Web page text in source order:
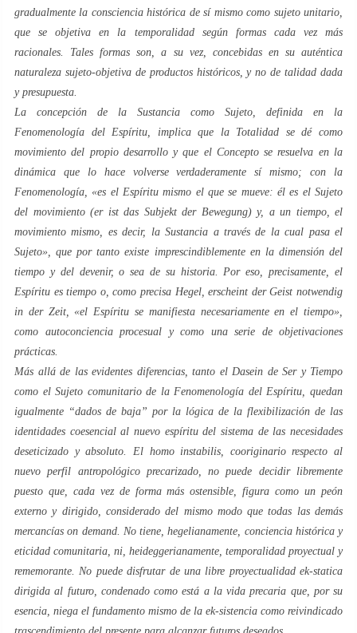
gradualmente la consciencia histórica de sí mismo como sujeto unitario,
que se objetiva en la temporalidad según formas cada vez más
racionales. Tales formas son, a su vez, concebidas en su auténtica
naturaleza sujeto-objetivade productos históricos, y no de talidad dada
y presupuesta.
La concepción de la Sustancia como Sujeto , definida en la
Fenomenología del Espíritu , implica que la Totalidad se dé como
movimiento del propio desarrollo y que el Conceptose resuelva en la
dinámica que lo hace volverse verdaderamentesí mismo; con la
Fenomenología , «es el Espíritu mismo el que se mueve: él es el Sujeto
del movimiento (er ist das Subjekt der Bewegung) y, a un tiempo, el
movimiento mismo, es decir, la Sustancia a través de la cual pasa el
Sujeto», que por tanto existe imprescindiblemente en la dimensión del
tiempo y del devenir, o sea de su historia. Por eso, precisamente, el
Espíritu es tiempo o, como precisa Hegel,erscheint der Geist notwendig
in der Zeit, «el Espíritu se manifiesta necesariamente en el tiempo»,
como autoconciencia procesual y como una serie de objetivaciones
prácticas.
Más allá de las evidentes diferencias, tanto el Dasein de Ser y Tiempo
como elSujeto comunitario de la Fenomenología del Espíritu , quedan
igualmente “dados de baja” por la lógica de la flexibilización de las
identidades coesencial al nuevo espíritu del sistema de las necesidades
deseticizado y absoluto . El homo instabilis , cooriginario respecto al
nuevo perfil antropológico precarizado, no puede decidir libremente
puesto que, cada vez de forma más ostensible, figura como un peón
externo y dirigido, considerado del mismo modo que todas las demás
mercancíason demand. No tiene,hegelianamente , conciencia histórica y
eticidad comunitaria, ni, heideggerianamente , temporalidad proyectual y
rememorante . No puede disfrutar de una libre proyectualidad ek-statica
dirigida al futuro, condenado como está a la vida precaria que, por su
esencia, niega el fundamento mismo de la ek-sistencia como reivindicado